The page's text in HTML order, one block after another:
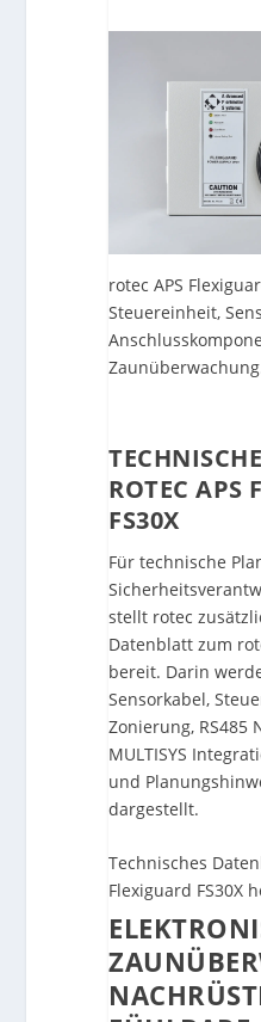
rotec APS
Steuereinheit,
ROTEC APS
FS30X
Für technische
stellt rotec
Datenblatt zum
bereit. Darin
Sensorkabel,
Zonierung, RS485
MULTISYS
und
dargestellt.
Technisches
Flexiguard FS30X